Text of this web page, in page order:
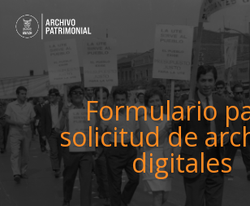
Formulario
solicitud de
digitales